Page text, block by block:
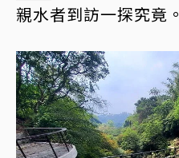
親水者到訪一探究竟。